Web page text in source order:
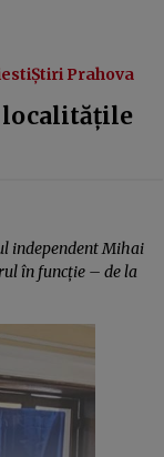
Știri Prahova
localitățile
independent Mihai
în funcție – de la